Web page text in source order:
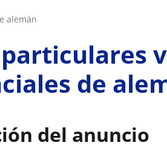
alemán
particulares
de
del anuncio